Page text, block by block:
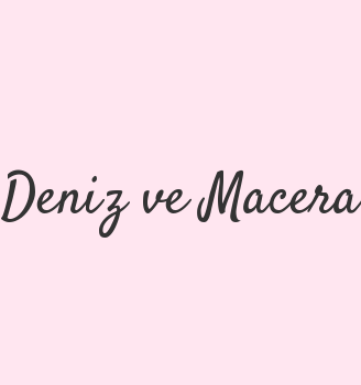
Deniz ve Macera